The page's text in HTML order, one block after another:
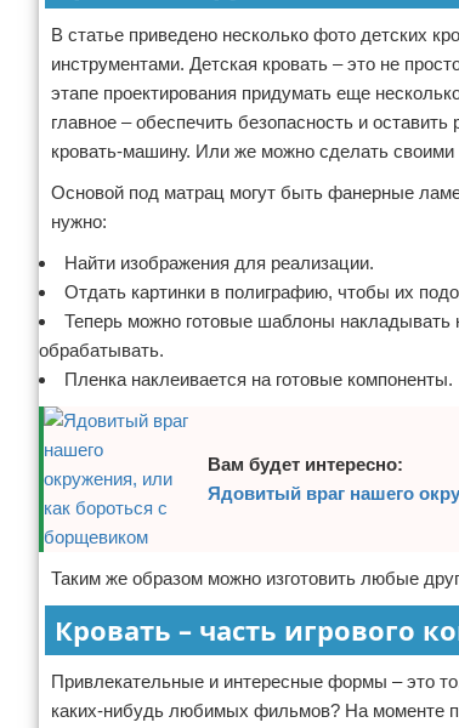
В статье приведено несколько фото детских
инструментами. Детская кровать – это не
этапе проектирования придумать еще
главное – обеспечить безопасность и
кровать-машину. Или же можно сделать
Основой под матрац могут быть фанерные
нужно:
Найти изображения для реализации.
Отдать картинки в полиграфию, чтобы их
Теперь можно готовые шаблоны накладывать
обрабатывать.
Пленка наклеивается на готовые компоненты.
Вам будет интересно:
Ядовитый враг нашего
Таким же образом можно изготовить любые
Кровать – часть игрового
Привлекательные и интересные формы – это
каких-нибудь любимых фильмов? На моменте